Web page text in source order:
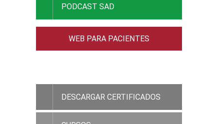
PODCAST SAD
WEB PARA PACIENTES
DESCARGAR CERTIFICADOS